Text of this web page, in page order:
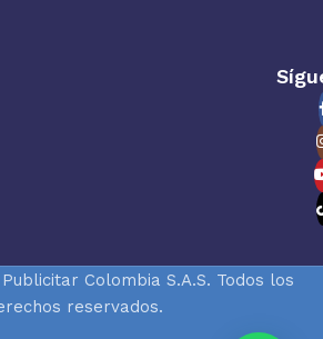
Colombia S.A.S. Todos los
reservados.